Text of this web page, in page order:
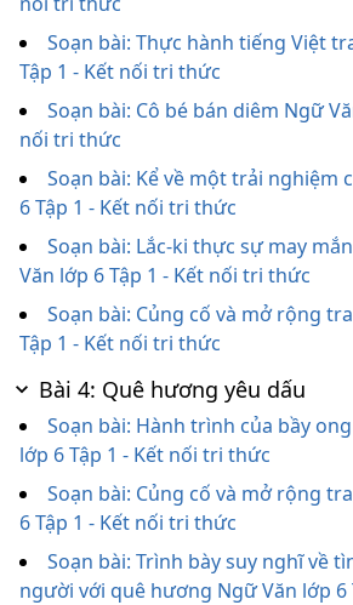
Soạn bài: Thực hành tiếng Việt
Tập 1 - Kết nối tri thức
Soạn bài: Cô bé bán diêm Ngữ
nối tri thức
Soạn bài: Kể về một trải nghiệm
6 Tập 1 - Kết nối tri thức
Soạn bài: Lắc-ki thực sự may
Văn lớp 6 Tập 1 - Kết nối tri thức
Soạn bài: Củng cố và mở rộng
Tập 1 - Kết nối tri thức
Bài 4: Quê hương yêu dấu
Soạn bài: Hành trình của bầy
lớp 6 Tập 1 - Kết nối tri thức
Soạn bài: Củng cố và mở rộng
6 Tập 1 - Kết nối tri thức
Soạn bài: Trình bày suy nghĩ về
người với quê hương Ngữ Văn lớp 6